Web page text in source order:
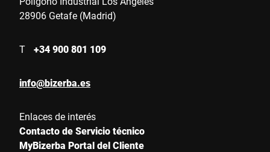
28906 Getafe (Madrid)
T +34 900 801 109
info@bizerba.es
Enlaces de interés
Contacto de Servicio técnico
MyBizerba Portal del Cliente